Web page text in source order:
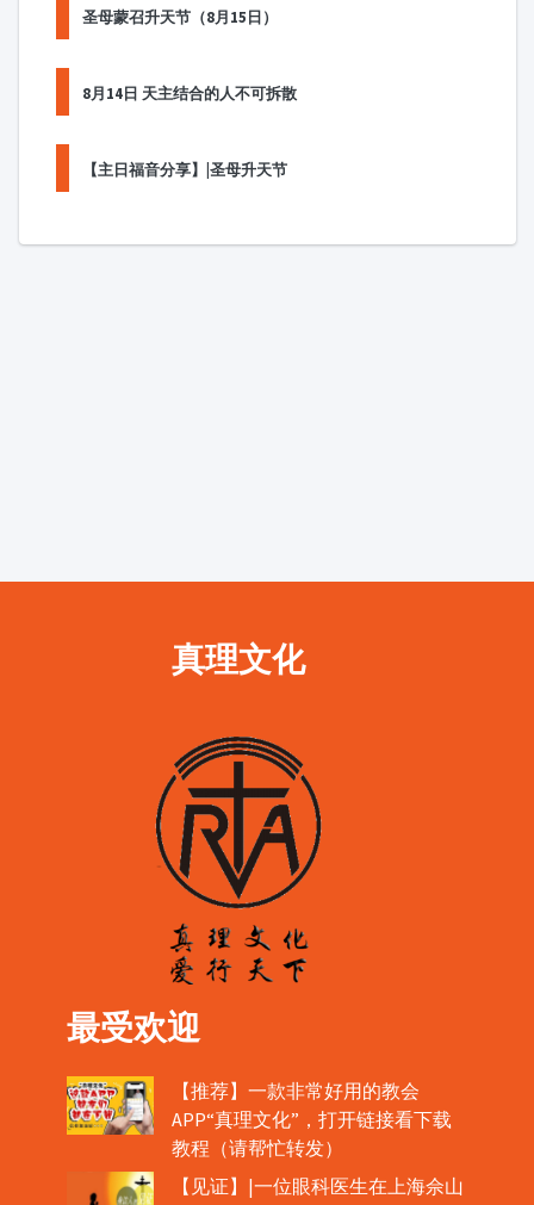
圣母蒙召升天节（8月15日）
8月14日 天主结合的人不可拆散
【主日福音分享】|圣母升天节
真理文化
最受欢迎
【推荐】一款非常好用的教会
APP“真理文化”，打开链接看下载
教程（请帮忙转发）
【见证】|一位眼科医生在上海佘山